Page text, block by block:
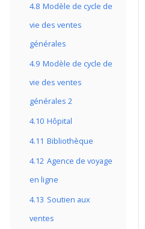
4.8 Modèle de cycle de
vie des ventes
générales
4.9 Modèle de cycle de
vie des ventes
générales 2
4.10 Hôpital
4.11 Bibliothèque
4.12 Agence de voyage
en ligne
4.13 Soutien aux
ventes